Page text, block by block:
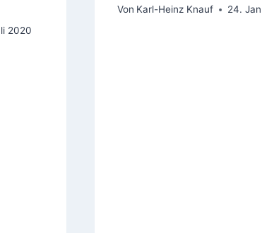
2020
Von Karl-Heinz Knauf 24.